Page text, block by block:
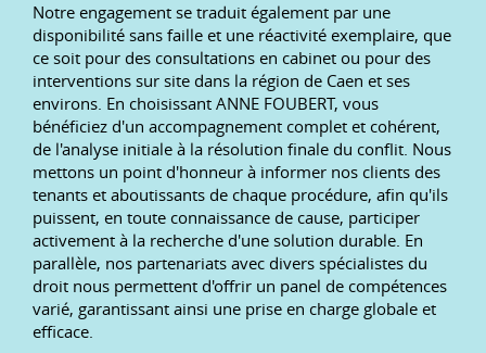
Notre engagement se traduit également par une
disponibilité sans faille et une réactivité exemplaire, que
ce soit pour des consultations en cabinet ou pour des
interventions sur site dans la région de Caen et ses
environs. En choisissant ANNE FOUBERT, vous
bénéficiez d'un accompagnement complet et cohérent,
de l'analyse initiale à la résolution finale du conflit. Nous
mettons un point d'honneur à informer nos clients des
tenants et aboutissants de chaque procédure, afin qu'ils
puissent, en toute connaissance de cause, participer
activement à la recherche d'une solution durable. En
parallèle, nos partenariats avec divers spécialistes du
droit nous permettent d'offrir un panel de compétences
varié, garantissant ainsi une prise en charge globale et
efficace.